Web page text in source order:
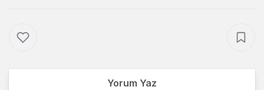
Yorum Yaz